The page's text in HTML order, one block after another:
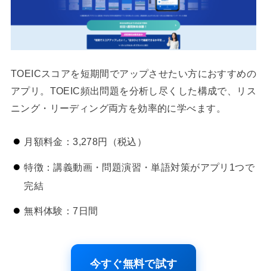
TOEICスコアを短期間でアップさせたい方におすすめの
アプリ。TOEIC頻出問題を分析し尽くした構成で、リス
ニング・リーディング両方を効率的に学べます。
月額料金：3,278円（税込）
特徴：講義動画・問題演習・単語対策がアプリ1つで
完結
無料体験：7日間
今すぐ無料で試す